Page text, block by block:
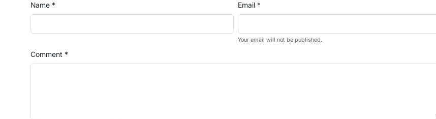
Name * Email *
Your email will not be published.
Comment *